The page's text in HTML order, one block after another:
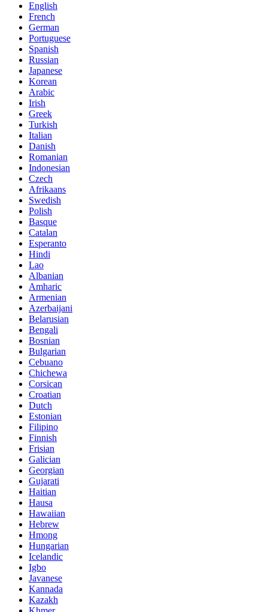
English
French
German
Portuguese
Spanish
Russian
Japanese
Korean
Arabic
Irish
Greek
Turkish
Italian
Danish
Romanian
Indonesian
Czech
Afrikaans
Swedish
Polish
Basque
Catalan
Esperanto
Hindi
Lao
Albanian
Amharic
Armenian
Azerbaijani
Belarusian
Bengali
Bosnian
Bulgarian
Cebuano
Chichewa
Corsican
Croatian
Dutch
Estonian
Filipino
Finnish
Frisian
Galician
Georgian
Gujarati
Haitian
Hausa
Hawaiian
Hebrew
Hmong
Hungarian
Icelandic
Igbo
Javanese
Kannada
Kazakh